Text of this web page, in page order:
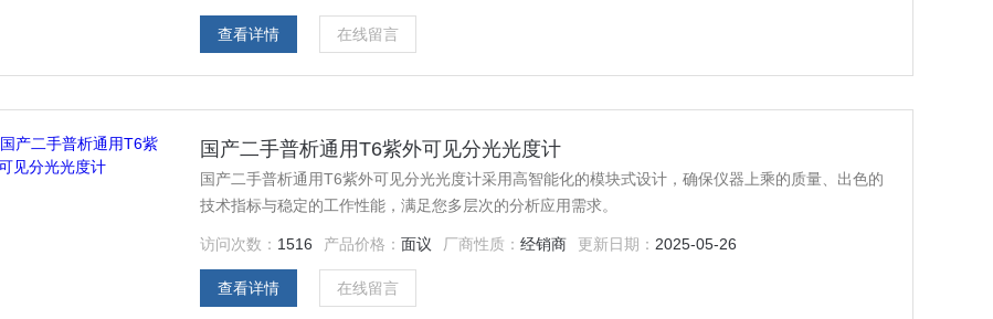
查看详情 在线留言
国产二手普析通用T6紫外可见分光光度计
国产二手普析通用T6紫外可见分光光度计采用高智能化的模块式设计，确保仪器上乘的质量、出色的
技术指标与稳定的工作性能，满足您多层次的分析应用需求。
访问次数： 1516 产品价格：面议 厂商性质：经销商 更新日期： 2025-05-26
查看详情 在线留言